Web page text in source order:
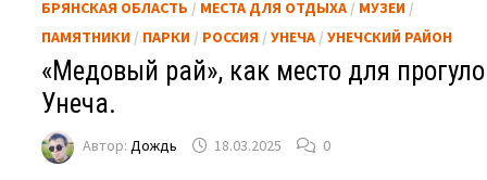
БРЯНСКАЯ ОБЛАСТЬ / МЕСТА ДЛЯ ОТДЫХА / МУЗЕИ /
ПАМЯТНИКИ / ПАРКИ / РОССИЯ /УНЕЧА /УНЕЧСКИЙ РАЙОН
«Медовый рай», как место для
Унеча.
Автор:Дождь 18.03.2025 0